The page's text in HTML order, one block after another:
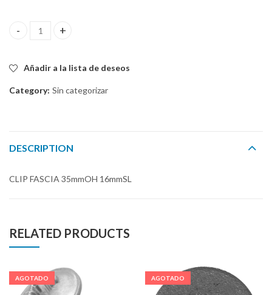
CLIP FASCIA 35mmOH 16mmSL quantity
Añadir a la lista de deseos
Category: Sin categorizar
DESCRIPTION
CLIP FASCIA 35mmOH 16mmSL
RELATED PRODUCTS
AGOTADO AGOTADO